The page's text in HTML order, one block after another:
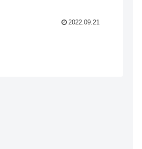
2022.09.21